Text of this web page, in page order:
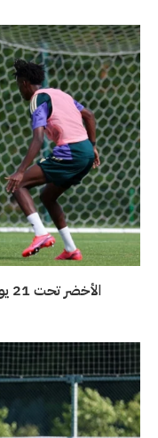
الأخضر تحت 21 يواجه الصين في افتتاح بطولة تولون